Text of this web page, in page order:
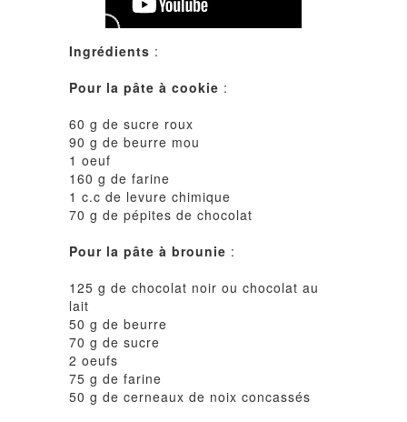
Ingrédients :
Pour la pâte à cookie :
60 g de sucre roux
90 g de beurre mou
1 oeuf
160 g de farine
1 c.c de levure chimique
70 g de pépites de chocolat
Pour la pâte à brounie :
125 g de chocolat noir ou chocolat au
lait
50 g de beurre
70 g de sucre
2 oeufs
75 g de farine
50 g de cerneaux de noix concassés